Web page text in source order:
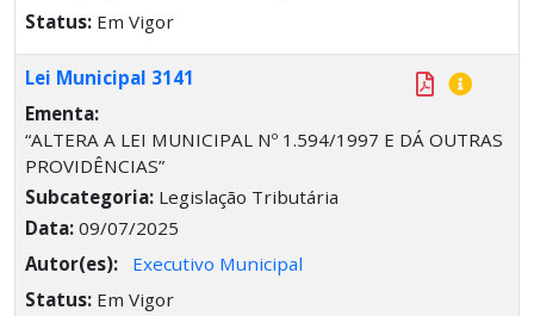
Status: Em Vigor
Lei Municipal 3141
Ementa:
“ALTERA A LEI MUNICIPAL Nº 1.594/1997 E DÁ OUTRAS
PROVIDÊNCIAS”
Subcategoria: Legislação Tributária
Data: 09/07/2025
Autor(es):
Executivo Municipal
Status: Em Vigor